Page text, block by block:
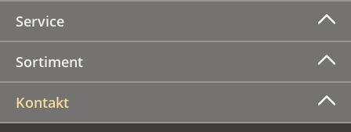
Service
Sortiment
Kontakt